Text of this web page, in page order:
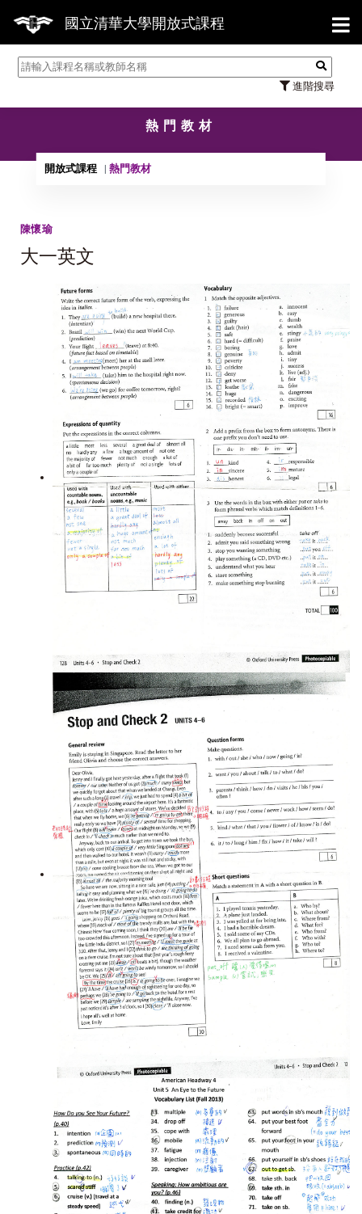
國立清華大學開放式課程
進階搜尋
【
熱門教材
開放式課程 熱門教材
陳懷瑜
大一英文